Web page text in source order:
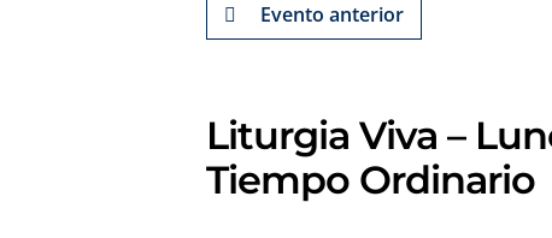
Evento anterior
Liturgia Viva –
Tiempo Ordinario